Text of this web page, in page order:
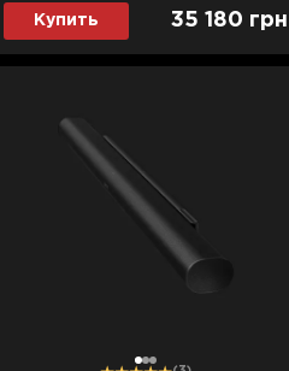
Купить 35 180 грн
12 3